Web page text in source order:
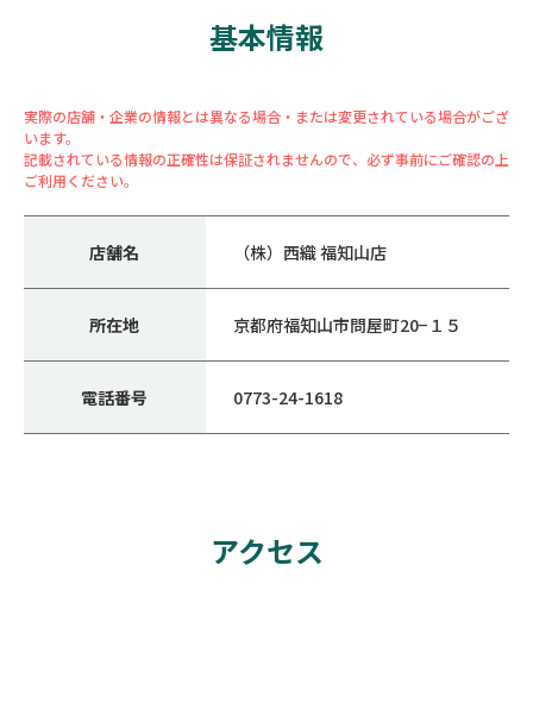
基本情報
実際の店舗・企業の情報とは異なる場合・または変更されている場合がござ
います。
記載されている情報の正確性は保証されませんので、必ず事前にご確認の上
ご利用ください。
店舗名 （株）西織 福知山店
所在地 京都府福知山市問屋町20−１５
電話番号 0773-24-1618
アクセス